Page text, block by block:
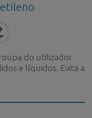
do utilizador
e líquidos. Evita a